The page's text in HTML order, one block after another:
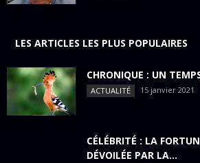
LES ARTICLES LES PLUS POPULAIRES
CHRONIQUE : UN
ACTUALITÉ 15 janvier 2021
CÉLÉBRITÉ : LA
DÉVOILÉE PAR LA...